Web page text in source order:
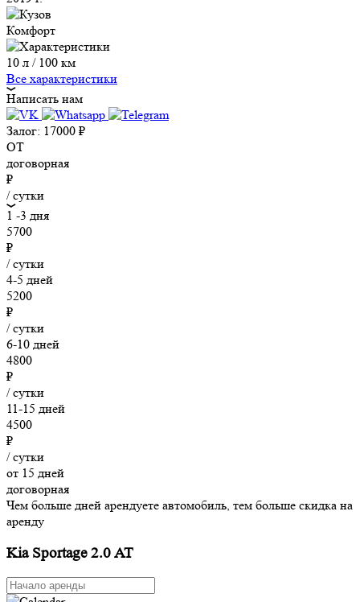
Комфорт
10 л / 100 км
Все характеристики
Написать нам
Залог: 17000 ₽
ОТ
договорная
₽
/ сутки
1 -3 дня
5700
₽
/ сутки
4-5 дней
5200
₽
/ сутки
6-10 дней
4800
₽
/ сутки
11-15 дней
4500
₽
/ сутки
от 15 дней
договорная
Чем больше дней арендуете автомобиль, тем больше скидка на
аренду
Kia Sportage 2.0 AT